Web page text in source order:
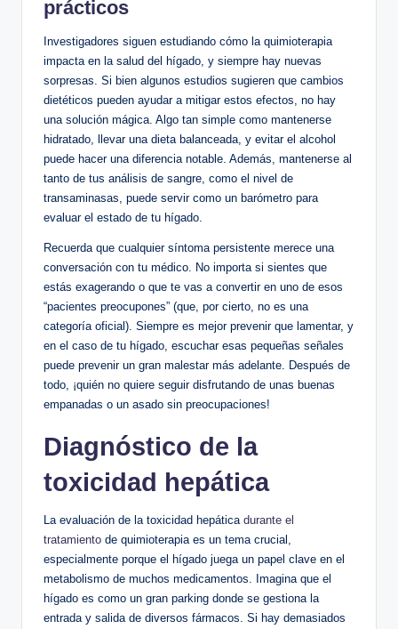
prácticos
Investigadores siguen estudiando cómo la quimioterapia
impacta en la salud del hígado, y siempre hay nuevas
sorpresas. Si bien algunos estudios sugieren que cambios
dietéticos pueden ayudar a mitigar estos efectos, no hay
una solución mágica. Algo tan simple como mantenerse
hidratado, llevar una dieta balanceada, y evitar el alcohol
puede hacer una diferencia notable. Además, mantenerse al
tanto de tus análisis de sangre, como el nivel de
transaminasas, puede servir como un barómetro para
evaluar el estado de tu hígado.
Recuerda que cualquier síntoma persistente merece una
conversación con tu médico. No importa si sientes que
estás exagerando o que te vas a convertir en uno de esos
“pacientes preocupones” (que, por cierto, no es una
categoría oficial). Siempre es mejor prevenir que lamentar, y
en el caso de tu hígado, escuchar esas pequeñas señales
puede prevenir un gran malestar más adelante. Después de
todo, ¡quién no quiere seguir disfrutando de unas buenas
empanadas o un asado sin preocupaciones!
Diagnóstico de la
toxicidad hepática
La evaluación de la toxicidad hepática durante el
tratamiento de quimioterapia es un tema crucial,
especialmente porque el hígado juega un papel clave en el
metabolismo de muchos medicamentos. Imagina que el
hígado es como un gran parking donde se gestiona la
entrada y salida de diversos fármacos. Si hay demasiados